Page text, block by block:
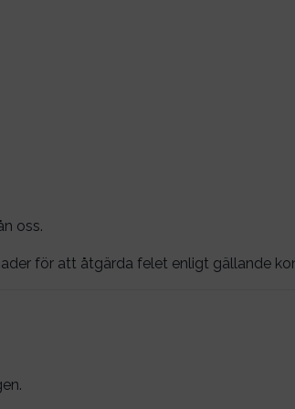
oss.
för att åtgärda felet enligt gällande